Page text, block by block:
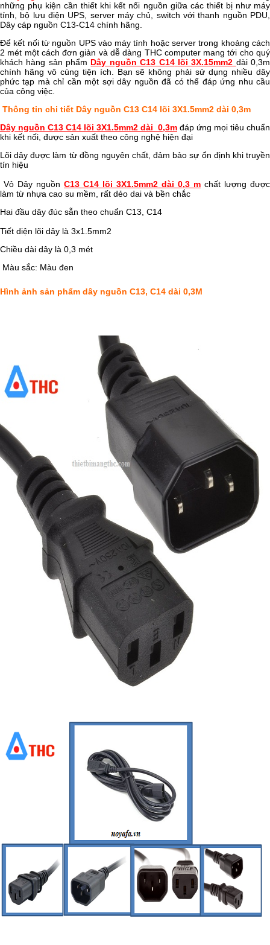
những phụ kiện cần thiết khi kết nối nguồn giữa các thiết bị như máy
tính, bộ lưu điện UPS, server máy chủ, switch với thanh nguồn PDU,
Dây cáp nguồn C13-C14 chính hãng.
Để kết nối từ nguồn UPS vào máy tính hoặc server trong khoảng cách
2 mét một cách đơn giản và dễ dàng THC computer mang tới cho quý
khách hàng sản phẩm Dây nguồn C13 C14 lõi 3X.15mm2 dài 0,3m
chính hãng vô cùng tiện ích. Bạn sẽ không phải sử dụng nhiều dây
phức tạp mà chỉ cần một sợi dây nguồn đã có thể đáp ứng nhu cầu
của công việc.
Thông tin chi tiết Dây nguồn C13 C14 lõi 3X1.5mm2 dài 0,3m
Dây nguồn C13 C14 lõi 3X1.5mm2 dài 0,3m đáp ứng mọi tiêu chuẩn
khi kết nối, được sản xuất theo công nghệ hiện đại
Lõi dây được làm từ đồng nguyên chất, đảm bảo sự ổn định khi truyền
tín hiệu
Vỏ Dây nguồn C13 C14 lõi 3X1.5mm2 dài 0,3 m chất lượng được
làm từ nhựa cao su mềm, rất dẻo dai và bền chắc
Hai đầu dây đúc sẵn theo chuẩn C13, C14
Tiết diện lõi dây là 3x1.5mm2
Chiều dài dây là 0,3 mét
Màu sắc: Màu đen
Hình ảnh sản phẩm dây nguồn C13, C14 dài 0,3M